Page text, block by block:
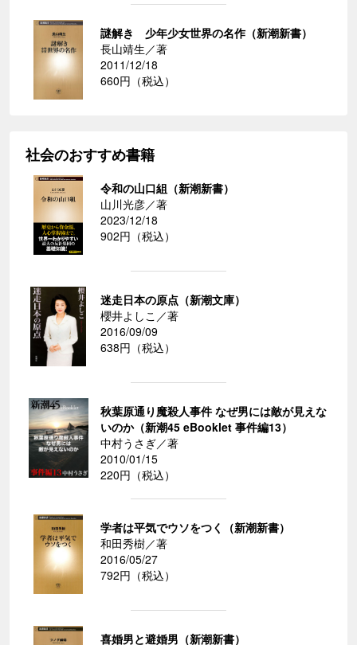
謎解き 少年少女世界の名作（新潮新書）
長山靖生／著
2011/12/18
660円（税込）
社会のおすすめ書籍
令和の山口組（新潮新書）
山川光彦／著
2023/12/18
902円（税込）
迷走日本の原点（新潮文庫）
櫻井よしこ／著
2016/09/09
638円（税込）
秋葉原通り魔殺人事件 なぜ男には敵が見えな
いのか（新潮45 eBooklet 事件編13）
中村うさぎ／著
2010/01/15
220円（税込）
学者は平気でウソをつく（新潮新書）
和田秀樹／著
2016/05/27
792円（税込）
喜婚男と避婚男（新潮新書）